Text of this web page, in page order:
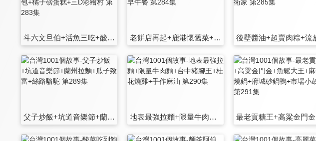
斗六文旦伯+活魚三吃+酸菜白肉鍋+兄弟肉包+橘子磅蛋糕+三D彩繪村 第283集 老餅店再起+鹿港懷舊菜+阿里山烤肉+博士早午餐 第284集
父子炒飯+坑道音樂節+蘭州拉麵+瓜子致富+絲路駱駝 第289集 地表最強拉麵+限量牛肉麵+台中豬腳王+桂花燒雞+手作麻油 第290集